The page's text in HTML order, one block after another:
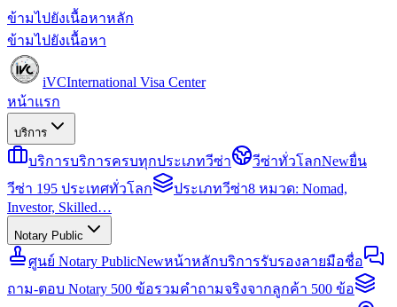
ข้ามไปยังเนื้อหาหลัก
ข้ามไปยังเนื้อหา
iVCInternational Visa Center
หน้าแรก
บริการ
บริการบริการครบทุกประเภทวีซ่า วีซ่าทั่วโลกNewยื่น
วีซ่า 195 ประเทศทั่วโลก
ประเภทวีซ่า8 หมวด: Nomad,
Investor, Skilled…
Notary Public
ศูนย์ Notary PublicNewหน้าหลักบริการรับรองลายมือชื่อ
ถาม-ตอบ Notary 500 ข้อรวมคำถามจริงจากลูกค้า 500 ข้อ